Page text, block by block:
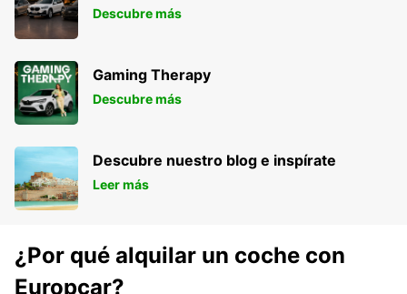
Descubre más
Gaming Therapy
Descubre más
Descubre nuestro blog e inspírate
Leer más
¿Por qué alquilar un coche con
Europcar?